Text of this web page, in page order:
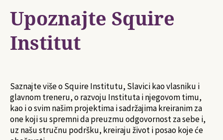
Upoznajte Squire
Institut
Saznajte više o Squire Institutu, Slavici kao vlasniku i
glavnom treneru, o razvoju Instituta i njegovom timu,
kao i o svim našim projektima i sadržajima kreiranim za
one koji su spremni da preuzmu odgovornost za sebe i,
uz našu stručnu podršku, kreiraju život i posao koje će